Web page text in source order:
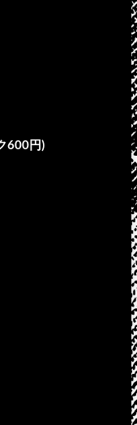
600円)